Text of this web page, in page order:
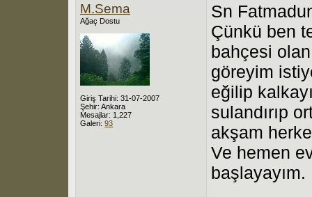
M.Sema
Ağaç Dostu
Giriş Tarihi: 31-07-2007
Şehir: Ankara
Mesajlar: 1,227
Galeri: 93
Sn
Çünkü ben
bahçesi
göreyim
eğilip
sulandırıp
akşam
Ve hemen
başlayayım.